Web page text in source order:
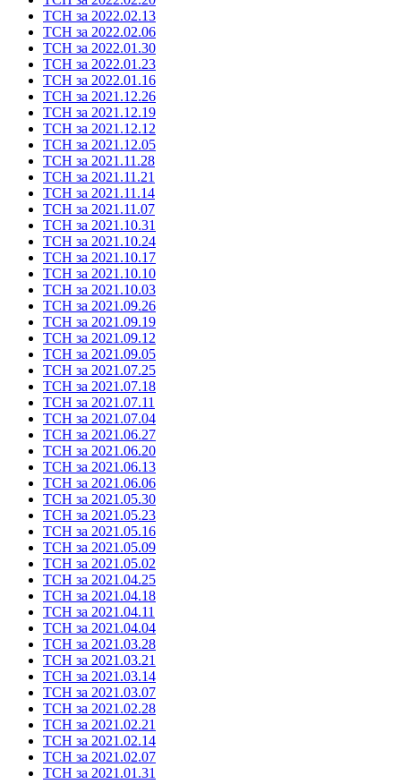
ТСН за 2022.02.13
ТСН за 2022.02.06
ТСН за 2022.01.30
ТСН за 2022.01.23
ТСН за 2022.01.16
ТСН за 2021.12.26
ТСН за 2021.12.19
ТСН за 2021.12.12
ТСН за 2021.12.05
ТСН за 2021.11.28
ТСН за 2021.11.21
ТСН за 2021.11.14
ТСН за 2021.11.07
ТСН за 2021.10.31
ТСН за 2021.10.24
ТСН за 2021.10.17
ТСН за 2021.10.10
ТСН за 2021.10.03
ТСН за 2021.09.26
ТСН за 2021.09.19
ТСН за 2021.09.12
ТСН за 2021.09.05
ТСН за 2021.07.25
ТСН за 2021.07.18
ТСН за 2021.07.11
ТСН за 2021.07.04
ТСН за 2021.06.27
ТСН за 2021.06.20
ТСН за 2021.06.13
ТСН за 2021.06.06
ТСН за 2021.05.30
ТСН за 2021.05.23
ТСН за 2021.05.16
ТСН за 2021.05.09
ТСН за 2021.05.02
ТСН за 2021.04.25
ТСН за 2021.04.18
ТСН за 2021.04.11
ТСН за 2021.04.04
ТСН за 2021.03.28
ТСН за 2021.03.21
ТСН за 2021.03.14
ТСН за 2021.03.07
ТСН за 2021.02.28
ТСН за 2021.02.21
ТСН за 2021.02.14
ТСН за 2021.02.07
ТСН за 2021.01.31